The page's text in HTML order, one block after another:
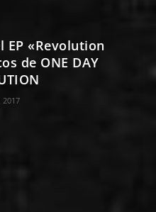
EP «Revolution
de ONE DAY
2017